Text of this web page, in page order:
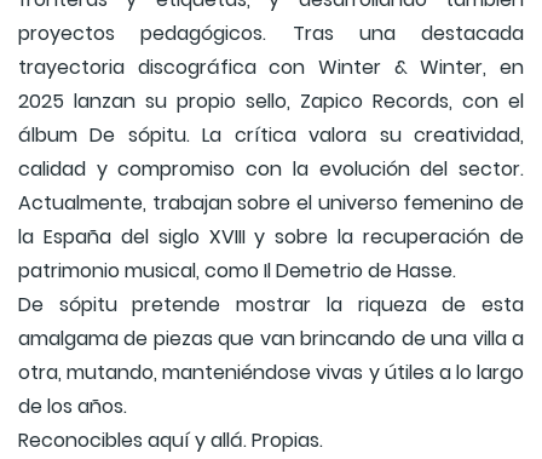
proyectos pedagógicos. Tras una destacada
trayectoria discográfica con Winter & Winter, en
2025 lanzan su propio sello, Zapico Records, con el
álbum De sópitu. La crítica valora su creatividad,
calidad y compromiso con la evolución del sector.
Actualmente, trabajan sobre el universo femenino de
la España del siglo XVIII y sobre la recuperación de
patrimonio musical, como Il Demetrio de Hasse.
De sópitu pretende mostrar la riqueza de esta
amalgama de piezas que van brincando de una villa a
otra, mutando, manteniéndose vivas y útiles a lo largo
de los años.
Reconocibles aquí y allá. Propias.